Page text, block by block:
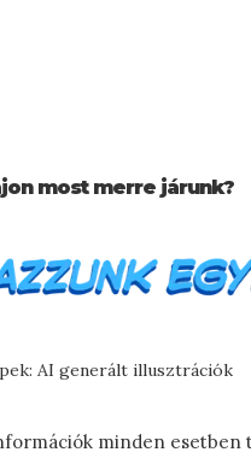
most merre járunk?
AI generált illusztrációk
minden esetben